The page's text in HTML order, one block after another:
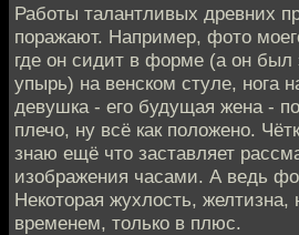
Работы талантливых древних
поражают. Например, фото
где он сидит в форме (а он
упырь) на венском стуле, нога
девушка - его будущая жена -
плечо, ну всё как положено.
знаю ещё что заставляет
изображения часами. А ведь
Некоторая жухлость, желтизна,
временем, только в плюс.